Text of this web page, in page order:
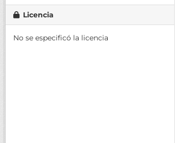
Licencia
No se especificó la licencia